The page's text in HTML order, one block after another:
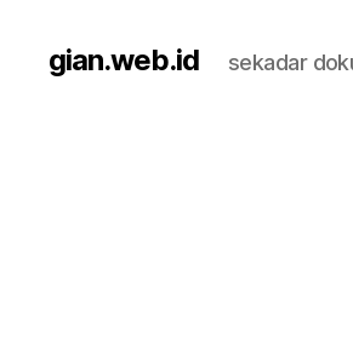
gian.web.id sekadar